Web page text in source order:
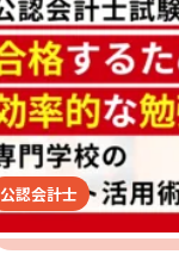
公認会計士